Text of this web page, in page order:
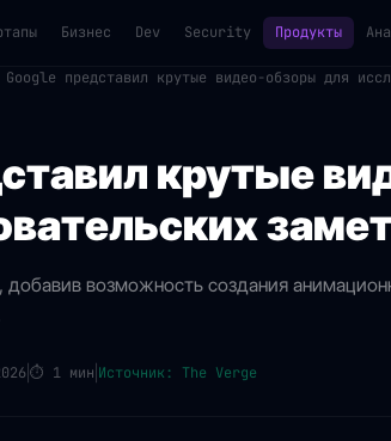
Бизнес Dev Security Продукты
Google представил крутые видео-обзоры для
крутые
добавив возможность создания
⏱ 1 мин Источник: The Verge